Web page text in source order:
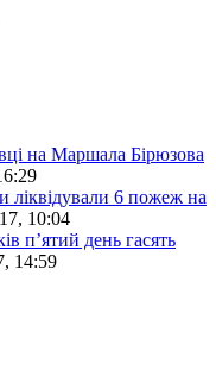
на Маршала Бірюзова
ліквідували 6 пожеж на
10:04
п’ятий день гасять
14:59